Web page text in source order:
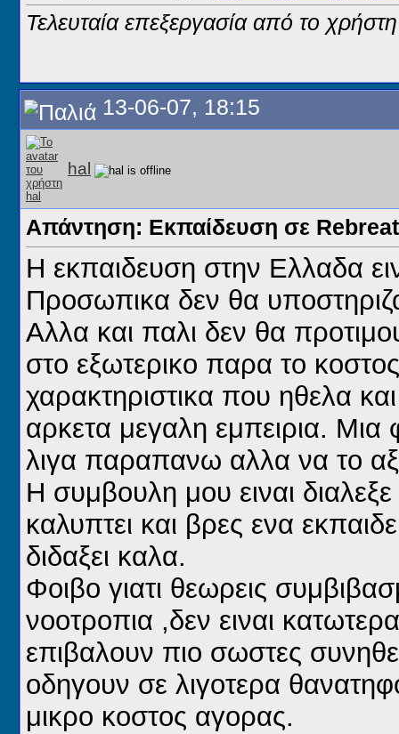
Τελευταία επεξεργασία από το
13-06-07, 18:15
hal
Απάντηση: Εκπαίδευση σε
Η εκπαιδευση στην Ελλαδα
Προσωπικα δεν θα
Αλλα και παλι δεν θα
στο εξωτερικο παρα το
χαρακτηριστικα που ηθελα
αρκετα μεγαλη εμπειρια.
λιγα παραπανω αλλα να το
Η συμβουλη μου ειναι
καλυπτει και βρες ενα
διδαξει καλα.
Φοιβο γιατι θεωρεις
νοοτροπια ,δεν ειναι
επιβαλουν πιο σωστες
οδηγουν σε λιγοτερα
μικρο κοστος αγορας.